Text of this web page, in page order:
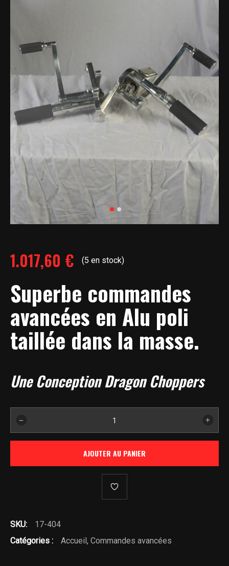
1.017,60 € (5 en stock)
Superbe commandes
avancées en Alu poli
taillée dans la masse.
Une Conception Dragon Choppers
Commandes
à
1999
AJOUTER AU PANIER
SKU:
17-404
Catégories :
Accueil, Commandes avancées